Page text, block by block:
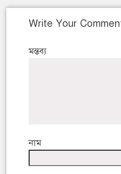
Write Your
মন্তব্য
নাম